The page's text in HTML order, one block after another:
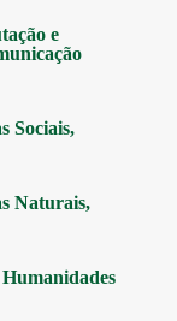
e
Sociais,
Naturais,